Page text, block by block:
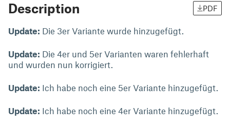
Description PDF
Update: Die 3er Variante wurde hinzugefügt.
Update: Die 4er und 5er Varianten waren fehlerhaft
und wurden nun korrigiert.
Update: Ich habe noch eine 5er Variante hinzugefügt.
Update: Ich habe noch eine 4er Variante hinzugefügt.